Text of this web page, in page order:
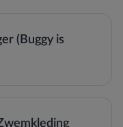
(Buggy is